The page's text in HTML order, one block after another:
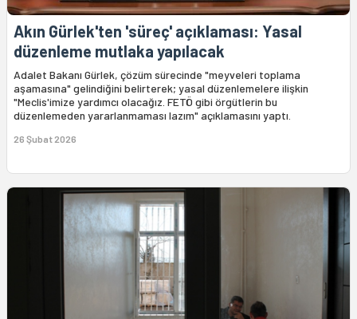
Akın Gürlek'ten 'süreç' açıklaması: Yasal
düzenleme mutlaka yapılacak
Adalet Bakanı Gürlek, çözüm sürecinde "meyveleri toplama
aşamasına" gelindiğini belirterek; yasal düzenlemelere ilişkin
"Meclis'imize yardımcı olacağız. FETÖ gibi örgütlerin bu
düzenlemeden yararlanmaması lazım" açıklamasını yaptı.
26 Şubat 2026